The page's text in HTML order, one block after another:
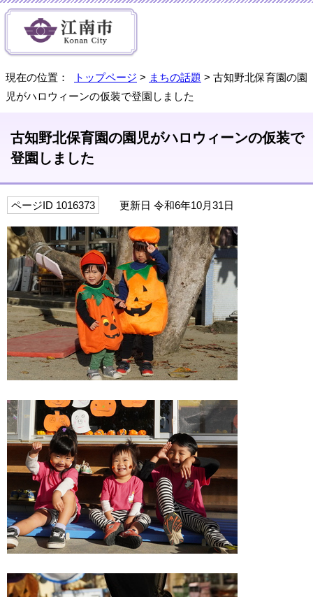
現在の位置： トップページ > まちの話題 > 古知野北保育園の園
児がハロウィーンの仮装で登園しました
古知野北保育園の園児がハロウィーンの仮装で
登園しました
ページID 1016373 更新日 令和6年10月31日